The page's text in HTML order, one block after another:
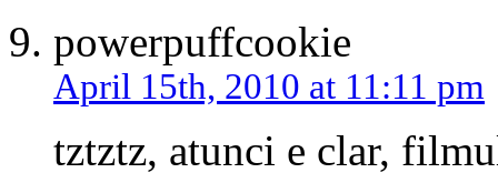
powerpuffcookie
April 15th, 2010 at 11:11 pm
tztztz, atunci e clar,